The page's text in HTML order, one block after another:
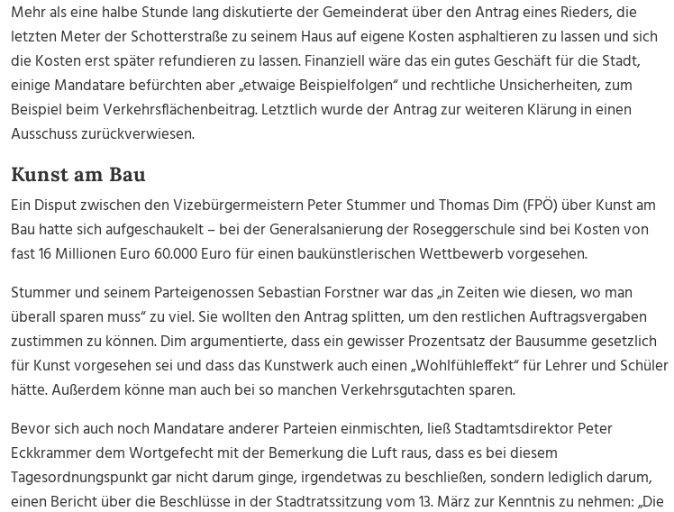
Mehr als eine halbe Stunde lang diskutierte der Gemeinderat über den Antrag eines Rieders, die
letzten Meter der Schotterstraße zu seinem Haus auf eigene Kosten asphaltieren zu lassen und sich
die Kosten erst später refundieren zu lassen. Finanziell wäre das ein gutes Geschäft für die Stadt,
einige Mandatare befürchten aber „etwaige Beispielfolgen“ und rechtliche Unsicherheiten, zum
Beispiel beim Verkehrsflächenbeitrag. Letztlich wurde der Antrag zur weiteren Klärung in einen
Ausschuss zurückverwiesen.
Kunst am Bau
Ein Disput zwischen den Vizebürgermeistern Peter Stummer und Thomas Dim (FPÖ) über Kunst am
Bau hatte sich aufgeschaukelt–bei der Generalsanierung der Roseggerschule sind bei Kosten von
fast 16 Millionen Euro 60.000 Euro für einen baukünstlerischen Wettbewerb vorgesehen.
Stummer und seinem Parteigenossen Sebastian Forstner war das „in Zeiten wie diesen, wo man
überall sparen muss“ zu viel. Sie wollten den Antrag splitten, um den restlichen Auftragsvergaben
zustimmen zu können. Dim argumentierte, dass ein gewisser Prozentsatz der Bausumme gesetzlich
für Kunst vorgesehen sei und dass das Kunstwerk auch einen „Wohlfühleffekt“ für Lehrer und Schüler
hätte. Außerdem könne man auch bei so manchen Verkehrsgutachten sparen.
Bevor sich auch noch Mandatare anderer Parteien einmischten, ließ Stadtamtsdirektor Peter
Eckkrammer dem Wortgefecht mit der Bemerkung die Luft raus, dass es bei diesem
Tagesordnungspunkt gar nicht darum ginge, irgendetwas zu beschließen, sondern lediglich darum,
einen Bericht über die Beschlüsse in der Stadtratssitzung vom 13. März zur Kenntnis zu nehmen: „Die